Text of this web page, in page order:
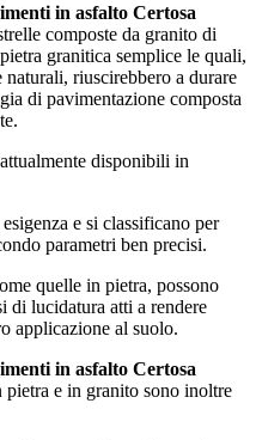
in asfalto Certosa
composte da granito di
granitica semplice le quali,
riuscirebbero a durare
di pavimentazione composta
disponibili in
e si classificano per
parametri ben precisi.
quelle in pietra, possono
di lucidatura atti a rendere
applicazione al suolo.
in asfalto Certosa
e in granito sono inoltre